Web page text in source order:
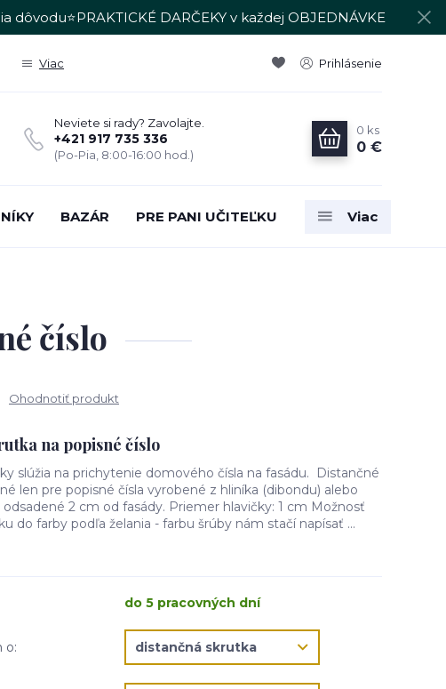
dôvodu⭐PRAKTICKÉ DARČEKY v každej OBJEDNÁVKE
Viac Prihlásenie
Neviete si rady? Zavolajte.
+421 917 735 336
(Po-Pia, 8:00-16:00 hod.)
0 ks
0 €
BAZÁR PRE PANI UČITEĽKU Viac
číslo
Ohodnotiť produkt
na popisné číslo
slúžia na prichytenie domového čísla na fasádu. Distančné
len pre popisné čísla vyrobené z hliníka (dibondu) alebo
odsadené 2 cm od fasády. Priemer hlavičky: 1 cm Možnosť
do farby podľa želania - farbu šrúby nám stačí napísať ...
do 5 pracovných dní
o: